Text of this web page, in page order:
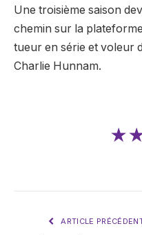
Une troisième saison
chemin sur la
tueur en série et voleur
Charlie Hunnam.
ARTICLE